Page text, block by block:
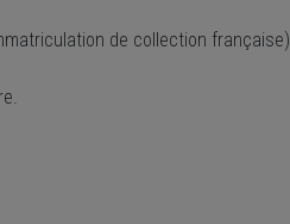
de collection française)